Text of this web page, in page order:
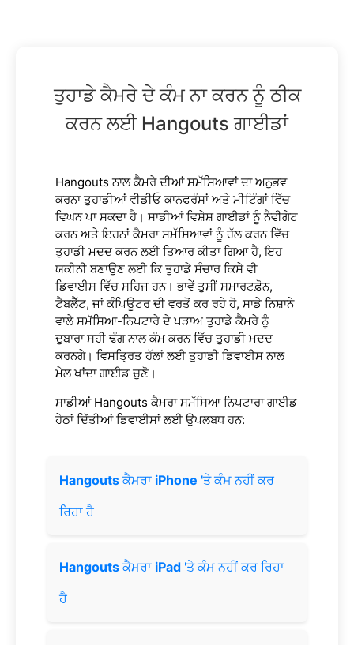
ਤੁਹਾਡੇ ਕੈਮਰੇ ਦੇ ਕੰਮ ਨਾ ਕਰਨ ਨੂੰ ਠੀਕ
ਕਰਨ ਲਈ Hangouts ਗਾਈਡਾਂ
Hangouts ਨਾਲ ਕੈਮਰੇ ਦੀਆਂ ਸਮੱਸਿਆਵਾਂ ਦਾ ਅਨੁਭਵ
ਕਰਨਾ ਤੁਹਾਡੀਆਂ ਵੀਡੀਓ ਕਾਨਫਰੰਸਾਂ ਅਤੇ ਮੀਟਿੰਗਾਂ ਵਿੱਚ
ਵਿਘਨ ਪਾ ਸਕਦਾ ਹੈ। ਸਾਡੀਆਂ ਵਿਸ਼ੇਸ਼ ਗਾਈਡਾਂ ਨੂੰ ਨੈਵੀਗੇਟ
ਕਰਨ ਅਤੇ ਇਹਨਾਂ ਕੈਮਰਾ ਸਮੱਸਿਆਵਾਂ ਨੂੰ ਹੱਲ ਕਰਨ ਵਿੱਚ
ਤੁਹਾਡੀ ਮਦਦ ਕਰਨ ਲਈ ਤਿਆਰ ਕੀਤਾ ਗਿਆ ਹੈ, ਇਹ
ਯਕੀਨੀ ਬਣਾਉਣ ਲਈ ਕਿ ਤੁਹਾਡੇ ਸੰਚਾਰ ਕਿਸੇ ਵੀ
ਡਿਵਾਈਸ ਵਿੱਚ ਸਹਿਜ ਹਨ। ਭਾਵੇਂ ਤੁਸੀਂ ਸਮਾਰਟਫ਼ੋਨ,
ਟੈਬਲੈੱਟ, ਜਾਂ ਕੰਪਿਊਟਰ ਦੀ ਵਰਤੋਂ ਕਰ ਰਹੇ ਹੋ, ਸਾਡੇ ਨਿਸ਼ਾਨੇ
ਵਾਲੇ ਸਮੱਸਿਆ-ਨਿਪਟਾਰੇ ਦੇ ਪੜਾਅ ਤੁਹਾਡੇ ਕੈਮਰੇ ਨੂੰ
ਦੁਬਾਰਾ ਸਹੀ ਢੰਗ ਨਾਲ ਕੰਮ ਕਰਨ ਵਿੱਚ ਤੁਹਾਡੀ ਮਦਦ
ਕਰਨਗੇ। ਵਿਸਤ੍ਰਿਤ ਹੱਲਾਂ ਲਈ ਤੁਹਾਡੀ ਡਿਵਾਈਸ ਨਾਲ
ਮੇਲ ਖਾਂਦਾ ਗਾਈਡ ਚੁਣੋ।
ਸਾਡੀਆਂ Hangouts ਕੈਮਰਾ ਸਮੱਸਿਆ ਨਿਪਟਾਰਾ ਗਾਈਡ
ਹੇਠਾਂ ਦਿੱਤੀਆਂ ਡਿਵਾਈਸਾਂ ਲਈ ਉਪਲਬਧ ਹਨ:
Hangoutsਕੈਮਰਾ iPhone 'ਤੇ ਕੰਮ ਨਹੀਂ ਕਰ
ਰਿਹਾ ਹੈ
Hangoutsਕੈਮਰਾ iPad 'ਤੇ ਕੰਮ ਨਹੀਂ ਕਰ ਰਿਹਾ
ਹੈ